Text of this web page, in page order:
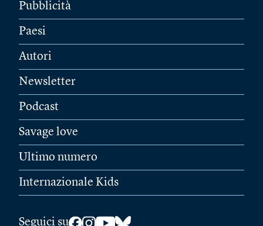
Pubblicità
Paesi
Autori
Newsletter
Podcast
Savage love
Ultimo numero
Internazionale Kids
Seguici su